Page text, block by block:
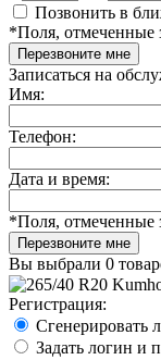
Позвонить в
*Поля, отмеченные
Перезвоните мне
Записаться на
Имя:
Телефон:
Дата и время:
*Поля, отмеченные
Перезвоните мне
Вы выбрали 0
Регистрация:
Сгенерировать
Задать логин и